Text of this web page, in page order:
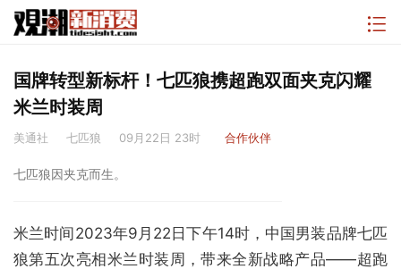
国牌转型新标杆！七匹狼携超跑双面夹克闪耀
米兰时装周
美通社 七匹狼 09月22日 23时 合作伙伴
七匹狼因夹克而生。
米兰时间2023年9月22日下午14时，中国男装品牌七匹
狼第五次亮相米兰时装周，带来全新战略产品——超跑